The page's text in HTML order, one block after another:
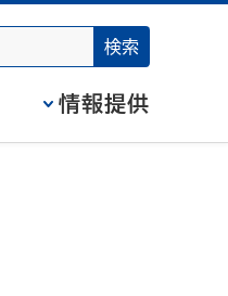
情報提供